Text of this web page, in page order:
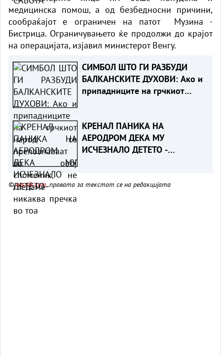
медицинска помош, а од безбедносни причини,
сообраќајот е ограничен на патот Музина -
Бистрица. Ограничувањето ќе продолжи до крајот
на операцијата, изјавил министерот Венгу.
СИМБОЛ ШТО ГИ РАЗБУДИ
БАЛКАНСКИТЕ ДУХОВИ: Ако и
припадниците на грчкиот
никаква пречка во тоа
КРЕНАЛ ПАНИКА НА
АЕРОДРОМ ДЕКА МУ
ИСЧЕЗНАЛО ДЕТЕТО -
©vesnik.com, правата за текстот се на редакцијата